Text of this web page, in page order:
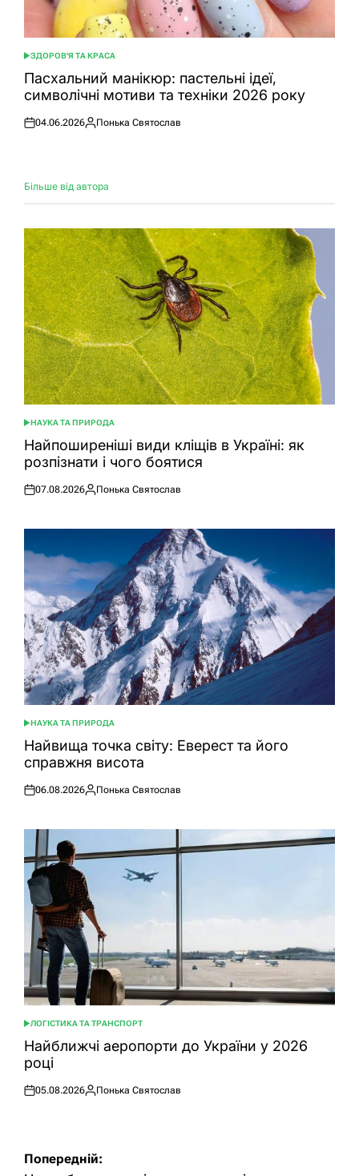
ОПУБЛІКУВАТИ
У
ЗДОРОВ'Я ТА КРАСА
Пасхальний манікюр: пастельні ідеї,
символічні мотиви та техніки 2026 року
Оприлюднено
04.06.2026
Опубліковано
Понька Святослав
Більше від автора
ОПУБЛІКУВАТИ
У
НАУКА ТА ПРИРОДА
Найпоширеніші види кліщів в Україні: як
розпізнати і чого боятися
Оприлюднено
07.08.2026
Опубліковано
Понька Святослав
ОПУБЛІКУВАТИ
У
НАУКА ТА ПРИРОДА
Найвища точка світу: Еверест та його
справжня висота
Оприлюднено
06.08.2026
Опубліковано
Понька Святослав
ОПУБЛІКУВАТИ
У
ЛОГІСТИКА ТА ТРАНСПОРТ
Найближчі аеропорти до України у 2026
році
Оприлюднено
05.08.2026
Опубліковано
Понька Святослав
Навігація
Попередній: